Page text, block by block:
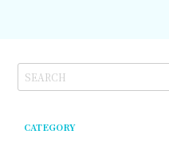
CATEGORY